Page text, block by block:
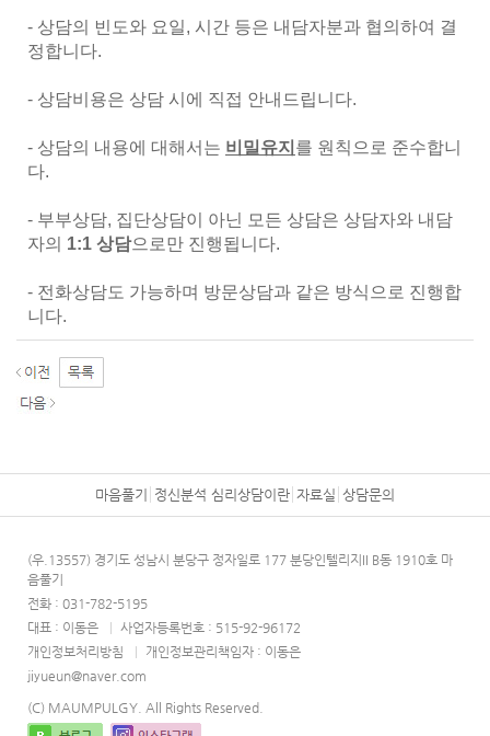
- 상담의 빈도와 요일, 시간 등은 내담자분과 협의하여 결
정합니다.
- 상담비용은 상담 시에 직접 안내드립니다.
- 상담의 내용에 대해서는 비밀유지 를 원칙으로 준수합니
다.
- 부부상담, 집단상담이 아닌 모든 상담은 상담자와 내담
자의 1:1 상담으로만 진행됩니다.
- 전화상담도 가능하며 방문상담과 같은 방식으로 진행합
니다.
마음풀기 정신분석 심리상담이란 자료실 상담문의
(우.13557) 경기도 성남시 분당구 정자일로 177 분당인텔리지II B동 1910호 마
음풀기
전화 : 031-782-5195
대표 : 이동은
사업자등록번호 : 515-92-96172
개인정보처리방침
개인정보관리책임자 : 이동은
jiyueun@naver.com
(C) MAUMPULGY. All Rights Reserved.